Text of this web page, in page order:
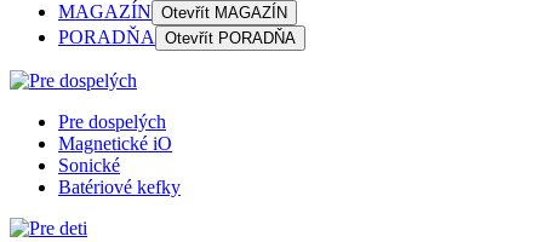
MAGAZÍN Otevřít MAGAZÍN
PORADŇA Otevřít PORADŇA
Pre dospelých
Magnetické iO
Sonické
Batériové kefky